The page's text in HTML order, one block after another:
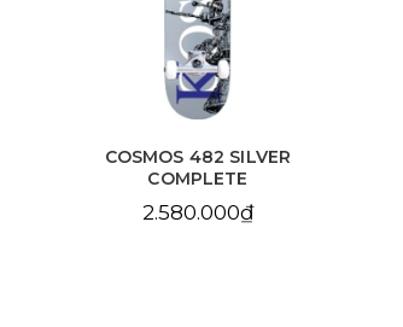
COSMOS 482 SILVER
COMPLETE
2.580.000₫